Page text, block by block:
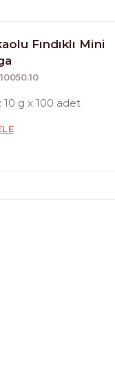
Fındıklı Mini
10 g x 100 adet